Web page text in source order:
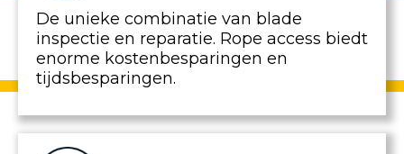
De unieke combinatie van blade
inspectie en reparatie. Rope access biedt
enorme kostenbesparingen en
tijdsbesparingen.